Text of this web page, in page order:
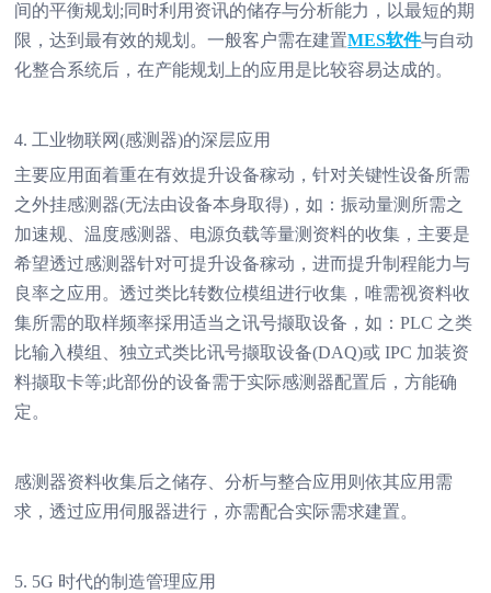
间的平衡规划;同时利用资讯的储存与分析能力，以最短的期
限，达到最有效的规划。一般客户需在建置MES软件与自动
化整合系统后，在产能规划上的应用是比较容易达成的。
4. 工业物联网(感测器)的深层应用
主要应用面着重在有效提升设备稼动，针对关键性设备所需
之外挂感测器(无法由设备本身取得)，如：振动量测所需之
加速规、温度感测器、电源负载等量测资料的收集，主要是
希望透过感测器针对可提升设备稼动，进而提升制程能力与
良率之应用。透过类比转数位模组进行收集，唯需视资料收
集所需的取样频率採用适当之讯号撷取设备，如：PLC 之类
比输入模组、独立式类比讯号撷取设备(DAQ)或 IPC 加装资
料撷取卡等;此部份的设备需于实际感测器配置后，方能确
定。
感测器资料收集后之储存、分析与整合应用则依其应用需
求，透过应用伺服器进行，亦需配合实际需求建置。
5. 5G 时代的制造管理应用